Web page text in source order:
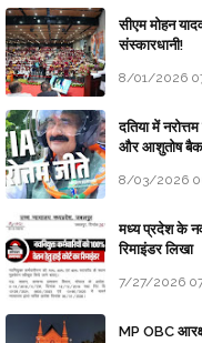
सीएम मोहन
संस्कारधानी!
8/01/2026
दतिया में
और आशुतोष बैक
8/03/2026
मध्य प्रदेश के
रिमाइंडर लिखा
7/27/2026
MP OBC